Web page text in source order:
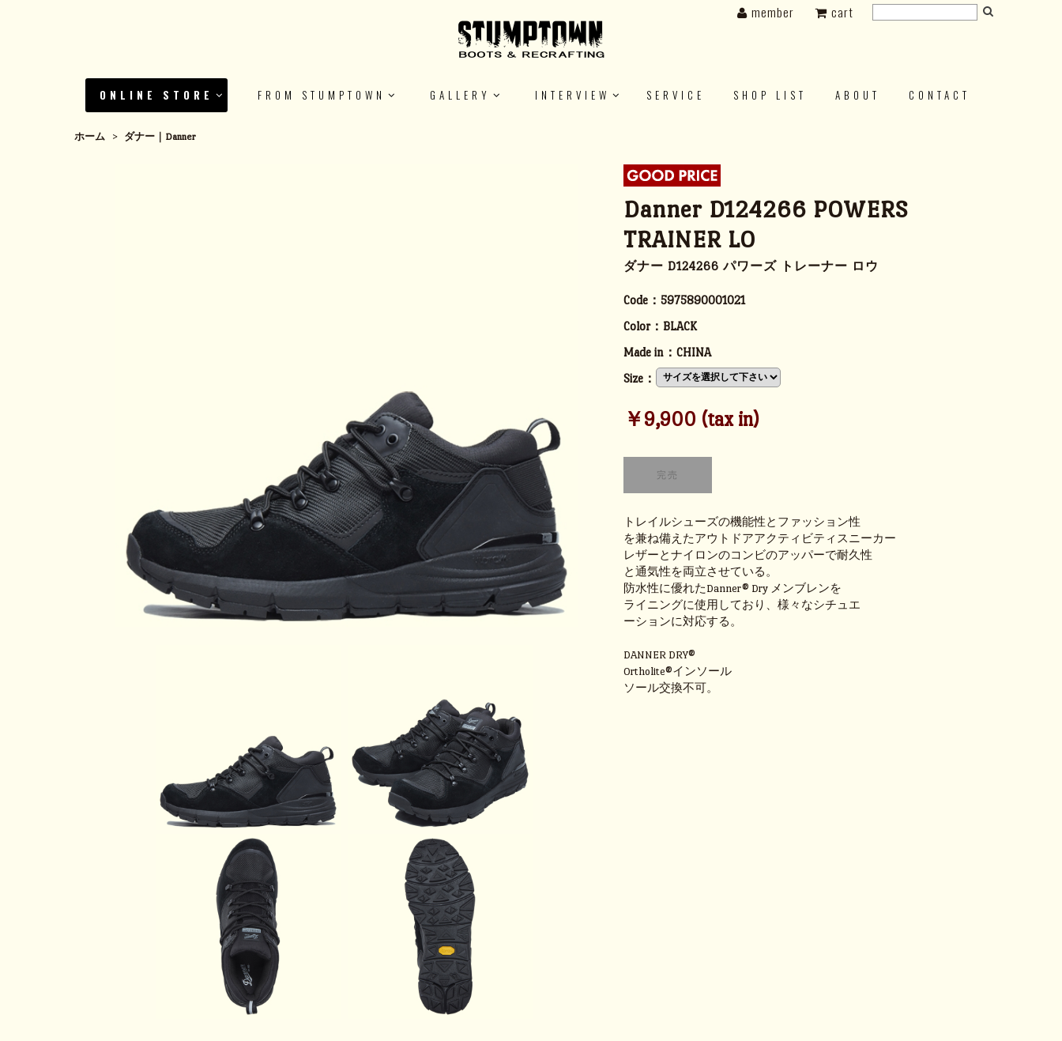
ONLINE STORE FROM STUMPTOWN GALLERY INTERVIEW SERVICE SHOP LIST ABOUT CONTACT
member cart
ホーム > ダナー｜Danner
Danner D124266 POWERS
TRAINER LO
ダナー D124266 パワーズ トレーナー ロウ
Code： 5975890001021
Color： BLACK
Made in： CHINA
Size：
￥9,900 (tax in)
トレイルシューズの機能性とファッション性
を兼ね備えたアウトドアアクティビティスニーカー
レザーとナイロンのコンビのアッパーで耐久性
と通気性を両立させている。
防水性に優れたDanner® Dry メンブレンを
ライニングに使用しており、様々なシチュエ
ーションに対応する。
DANNER DRY®
Ortholite®インソール
ソール交換不可。